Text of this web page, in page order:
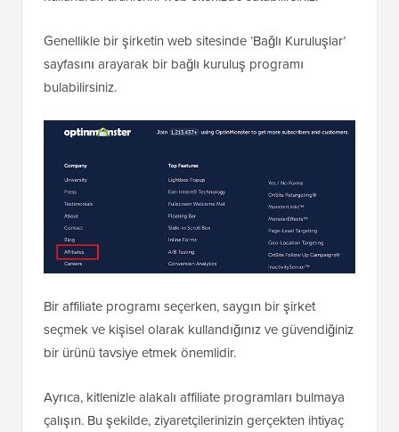
Genellikle bir şirketin web sitesinde ‘Bağlı Kuruluşlar’
sayfasını arayarak bir bağlı kuruluş programı
bulabilirsiniz.
Bir affiliate programı seçerken, saygın bir şirket
seçmek ve kişisel olarak kullandığınız ve güvendiğiniz
bir ürünü tavsiye etmek önemlidir.
Ayrıca, kitlenizle alakalı affiliate programları bulmaya
çalışın. Bu şekilde, ziyaretçilerinizin gerçekten ihtiyaç